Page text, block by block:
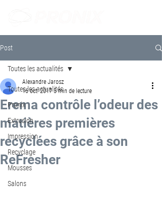
Post
Toutes les actualités
Pronix
Extrusion
Impression
Recyclage
Mousses
Salons
Toutes les actualités
Erema contrôle l’odeur des
matières premières
recyclées grâce à son
ReFresher
Alexandre Jarosz
16 oct. 2017 3 min de lecture